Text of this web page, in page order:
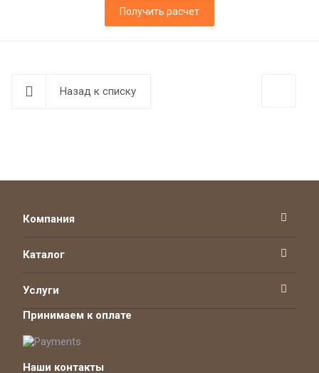
Получить расчет
Назад к списку
Компания
Каталог
Услуги
Принимаем к оплате
Наши контакты